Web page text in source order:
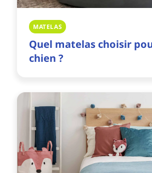
MATELAS
Quel matelas choisir
chien ?